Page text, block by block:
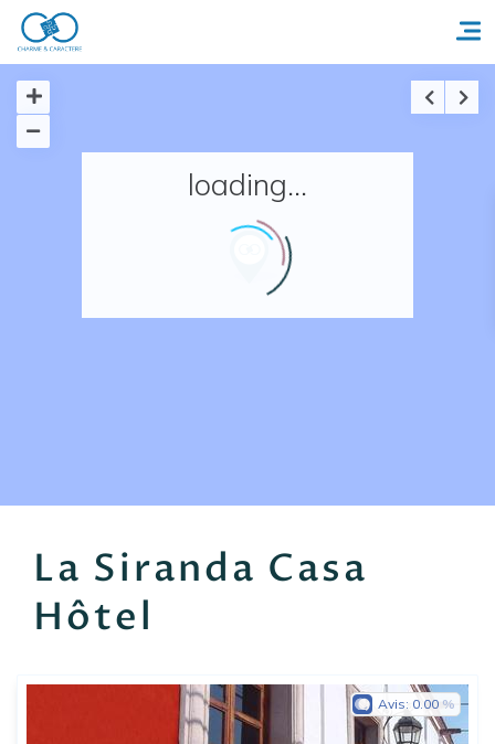
Accueil
Nos adresses en France
loading...
La Siranda Casa
Hôtel
Avis: 0.00